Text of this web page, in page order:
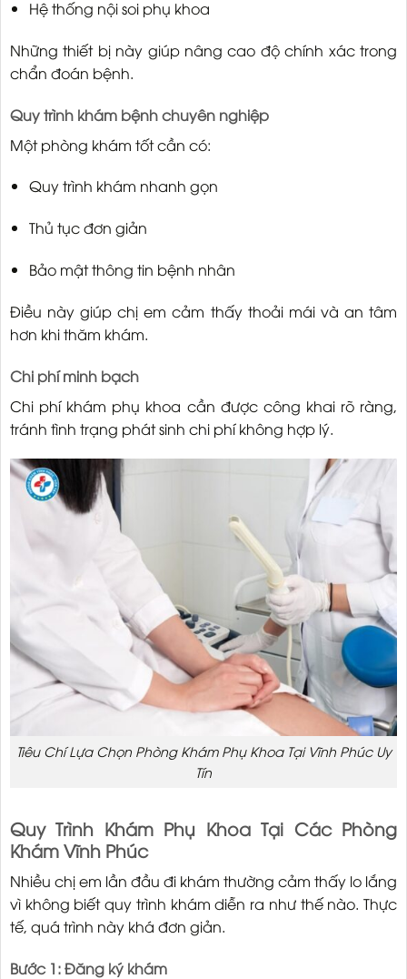
Hệ thống nội soi phụ khoa
Những thiết bị này giúp nâng cao độ chính xác trong
chẩn đoán bệnh.
Quy trình khám bệnh chuyên nghiệp
Một phòng khám tốt cần có:
Quy trình khám nhanh gọn
Thủ tục đơn giản
Bảo mật thông tin bệnh nhân
Điều này giúp chị em cảm thấy thoải mái và an tâm
hơn khi thăm khám.
Chi phí minh bạch
Chi phí khám phụ khoa cần được công khai rõ ràng,
tránh tình trạng phát sinh chi phí không hợp lý.
Tiêu Chí Lựa Chọn Phòng Khám Phụ Khoa Tại Vĩnh Phúc Uy
Tín
Quy Trình Khám Phụ Khoa Tại Các Phòng
Khám Vĩnh Phúc
Nhiều chị em lần đầu đi khám thường cảm thấy lo lắng
vì không biết quy trình khám diễn ra như thế nào. Thực
tế, quá trình này khá đơn giản.
Bước 1: Đăng ký khám